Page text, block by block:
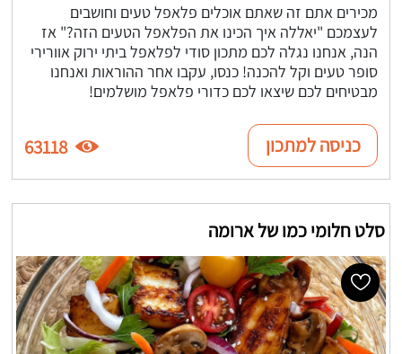
מכירים אתם זה שאתם אוכלים פלאפל טעים וחושבים
לעצמכם "יאללה איך הכינו את הפלאפל הטעים הזה?" אז
הנה, אנחנו נגלה לכם מתכון סודי לפלאפל ביתי ירוק אוורירי
סופר טעים וקל להכנה! כנסו, עקבו אחר ההוראות ואנחנו
מבטיחים לכם שיצאו לכם כדורי פלאפל מושלמים!
כניסה למתכון 63118
סלט חלומי כמו של ארומה